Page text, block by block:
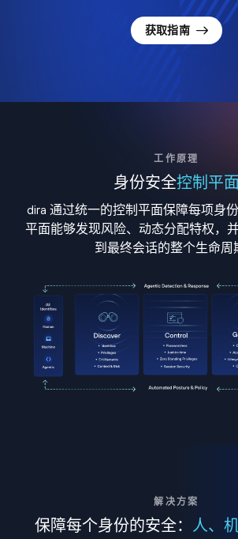
获取指南
工作原理
身份安全控制平面
dira 通过统一的控制平面保障每项身
平面能够发现风险、动态分配特权，
到最终会话的整个生命周
解决方案
保障每个身份的安全： 人、